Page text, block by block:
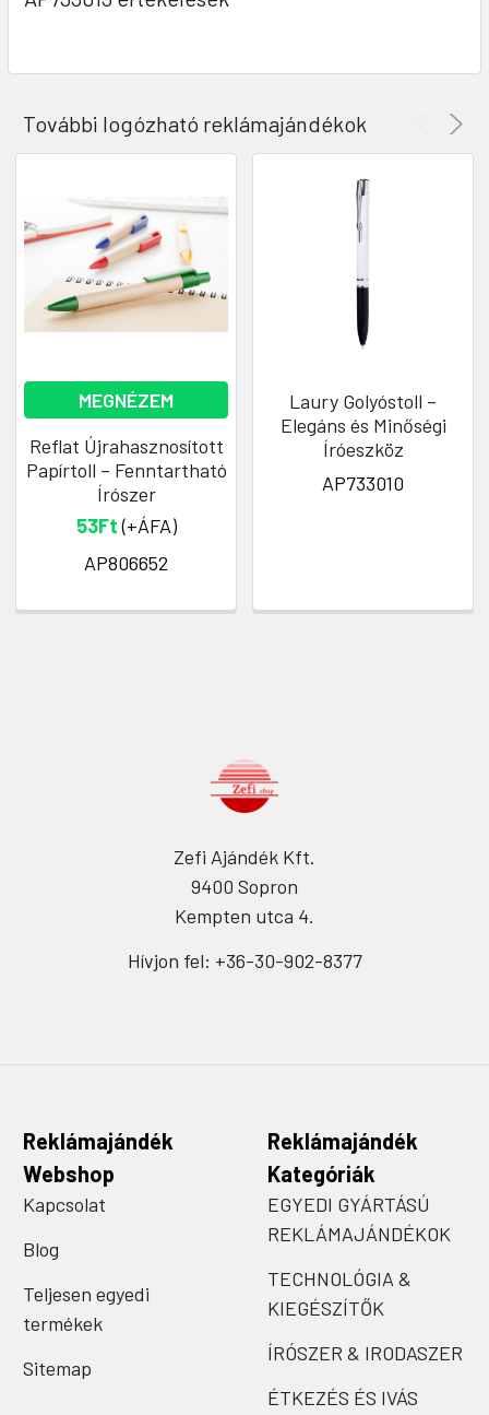
További logózható reklámajándékok
MEGNÉZEM
Reflat Újrahasznosított
Papírtoll – Fenntartható
Írószer
53Ft(+ÁFA)
AP806652
Laury Golyóstoll –
Elegáns és Minőségi
Íróeszköz
AP733010
Zefi Ajándék Kft.
9400 Sopron
Kempten utca 4.
Hívjon fel: +36-30-902-8377
Reklámajándék
Webshop
Kapcsolat
Blog
Teljesen egyedi
termékek
Sitemap
Reklámajándék
Kategóriák
EGYEDI GYÁRTÁSÚ
REKLÁMAJÁNDÉKOK
TECHNOLÓGIA &
KIEGÉSZÍTŐK
ÍRÓSZER & IRODASZER
ÉTKEZÉS ÉS IVÁS